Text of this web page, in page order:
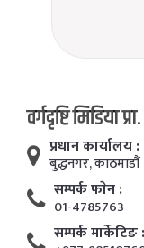
वर्गदृष्टि मिडिया
प्रधान कार्यालय :
बुद्धनगर, काठमाडाैं
सम्पर्क फाेन :
01-4785763
सम्पर्क मार्केटिङ :